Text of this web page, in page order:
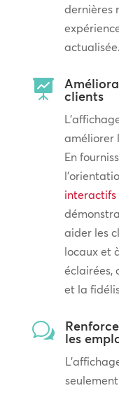
dernières
actualisée.
 clients
améliorer
En
interactifs
aider les
locaux et
éclairées,
et la
w les